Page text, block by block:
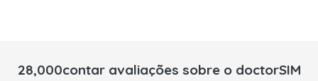
28,000contar avaliações sobre o doctorSIM